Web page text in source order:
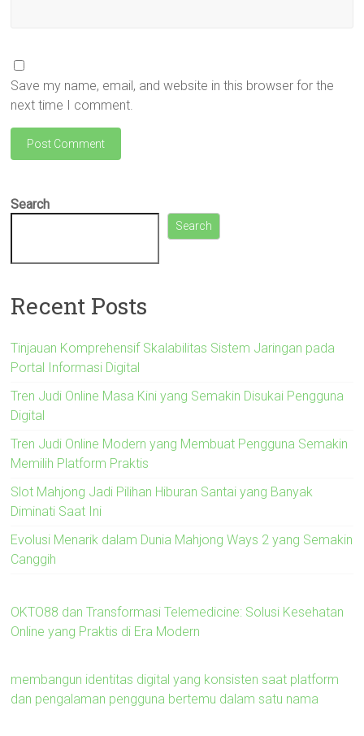
Save my name, email, and website in this browser for the
next time I comment.
Search
Search
Recent Posts
Tinjauan Komprehensif Skalabilitas Sistem Jaringan pada
Portal Informasi Digital
Tren Judi Online Masa Kini yang Semakin Disukai Pengguna
Digital
Tren Judi Online Modern yang Membuat Pengguna Semakin
Memilih Platform Praktis
Slot Mahjong Jadi Pilihan Hiburan Santai yang Banyak
Diminati Saat Ini
Evolusi Menarik dalam Dunia Mahjong Ways 2 yang Semakin
Canggih
OKTO88 dan Transformasi Telemedicine: Solusi Kesehatan
Online yang Praktis di Era Modern
membangun identitas digital yang konsisten saat platform
dan pengalaman pengguna bertemu dalam satu nama